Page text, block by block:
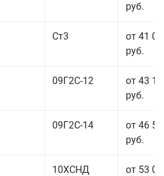
руб.
Ст3
от 41
руб.
09Г2С-12
от 43
руб.
09Г2С-14
от 46
руб.
10ХСНД
от 53